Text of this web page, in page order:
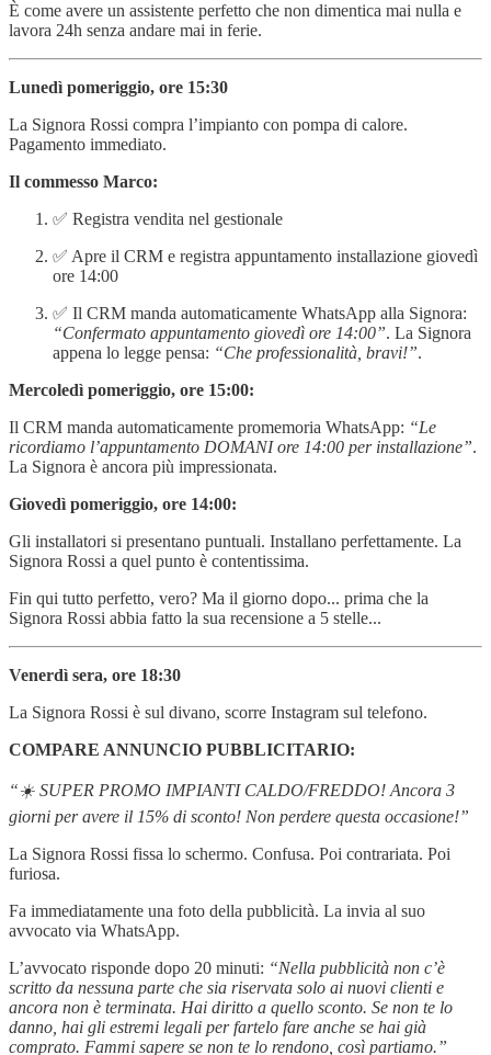
È come avere un assistente perfetto che non dimentica mai nulla e
lavora 24h senza andare mai in ferie.
Lunedì pomeriggio, ore 15:30
La Signora Rossi compra l’impianto con pompa di calore.
Pagamento immediato.
Il commesso Marco:
✅ Registra vendita nel gestionale
✅ Apre il CRM e registra appuntamento installazione giovedì
ore 14:00
✅ Il CRM manda automaticamente WhatsApp alla Signora:
“Confermato appuntamento giovedì ore 14:00”. La Signora
appena lo legge pensa: “Che professionalità, bravi!”.
Mercoledì pomeriggio, ore 15:00:
Il CRM manda automaticamente promemoria WhatsApp: “Le
ricordiamo l’appuntamento DOMANI ore 14:00 per installazione”.
La Signora è ancora più impressionata.
Giovedì pomeriggio, ore 14:00:
Gli installatori si presentano puntuali. Installano perfettamente. La
Signora Rossi a quel punto è contentissima.
Fin qui tutto perfetto, vero? Ma il giorno dopo... prima che la
Signora Rossi abbia fatto la sua recensione a 5 stelle...
Venerdì sera, ore 18:30
La Signora Rossi è sul divano, scorre Instagram sul telefono.
COMPARE ANNUNCIO PUBBLICITARIO:
“☀️ SUPER PROMO IMPIANTI CALDO/FREDDO! Ancora 3
giorni per avere il 15% di sconto! Non perdere questa occasione!”
La Signora Rossi fissa lo schermo. Confusa. Poi contrariata. Poi
furiosa.
Fa immediatamente una foto della pubblicità. La invia al suo
avvocato via WhatsApp.
L’avvocato risponde dopo 20 minuti: “Nella pubblicità non c’è
scritto da nessuna parte che sia riservata solo ai nuovi clienti e
ancora non è terminata. Hai diritto a quello sconto. Se non te lo
danno, hai gli estremi legali per fartelo fare anche se hai già
comprato. Fammi sapere se non te lo rendono, così partiamo.”